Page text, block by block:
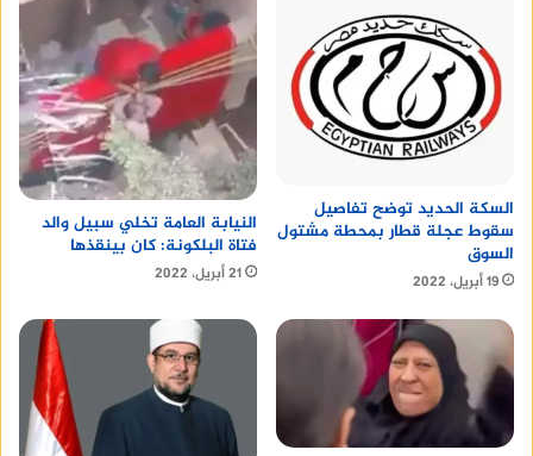
السكة الحديد توضح تفاصيل
سقوط عجلة قطار بمحطة مشتول
السوق
19 أبريل، 2022
النيابة العامة تخلي سبيل والد
فتاة البلكونة: كان بينقذها
21 أبريل، 2022